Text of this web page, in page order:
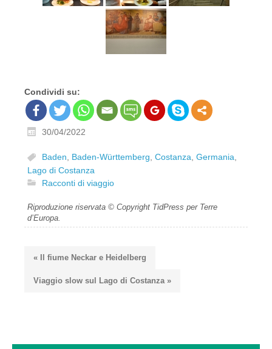
Condividi su:
30/04/2022
Baden, Baden-Württemberg, Costanza, Germania,
Lago di Costanza
Racconti di viaggio
Riproduzione riservata © Copyright TidPress per Terre
d’Europa.
« Il fiume Neckar e Heidelberg
Viaggio slow sul Lago di Costanza »